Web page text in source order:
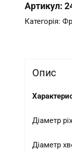
Артикул:
Категорія:
Опис
Діаметр
Діаметр